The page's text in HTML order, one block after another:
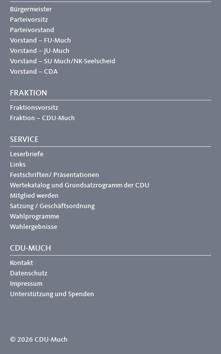
Bürgermeister
Parteivorsitz
Parteivorstand
Vorstand – FU-Much
Vorstand – JU-Much
Vorstand – SU Much/NK-Seelscheid
Vorstand – CDA
FRAKTION
Fraktionsvorsitz
Fraktion – CDU-Much
SERVICE
Leserbriefe
Links
Festschriften/ Präsentationen
Wertekatalog und Grundsatzrogramm der CDU
Mitglied werden
Satzung / Geschäftsordnung
Wahlprogramme
Wahlergebnisse
CDU-MUCH
Kontakt
Datenschutz
Impressum
Unterstützung und Spenden
© 2026 CDU-Much